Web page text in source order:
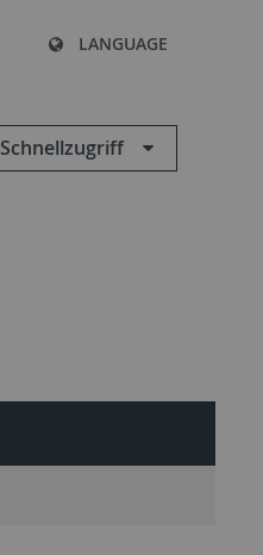
LANGUAGE
Schnellzugriff